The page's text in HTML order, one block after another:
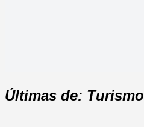
Últimas de: Turismo